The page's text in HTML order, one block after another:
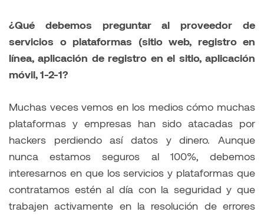
¿Qué debemos preguntar al proveedor de
servicios o plataformas (sitio web, registro en
línea, aplicación de registro en el sitio, aplicación
móvil, 1-2-1?
Muchas veces vemos en los medios cómo muchas
plataformas y empresas han sido atacadas por
hackers perdiendo así datos y dinero. Aunque
nunca estamos seguros al 100%, debemos
interesarnos en que los servicios y plataformas que
contratamos estén al día con la seguridad y que
trabajen activamente en la resolución de errores